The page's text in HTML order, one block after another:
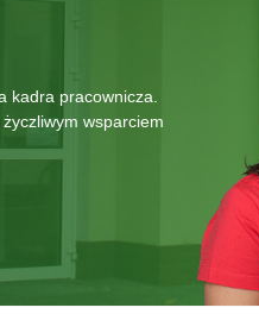
kadra pracownicza.
wsparciem